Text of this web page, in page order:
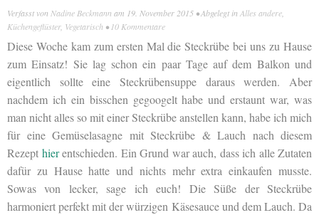
Verfasst von Nadine Beckmann am 19. November 2015 • Abgelegt in Alles andere
Küchengeflüster, Vegetarisch • 10 Kommentare
Diese Woche kam zum ersten Mal die Steckrübe bei uns zu Hause
zum Einsatz! Sie lag schon ein paar Tage auf dem Balkon und
eigentlich sollte eine Steckrübensuppe daraus werden. Aber
nachdem ich ein bisschen gegoogelt habe und erstaunt war, was
man nicht alles so mit einer Steckrübe anstellen kann, habe ich mich
für eine Gemüselasagne mit Steckrübe & Lauch nach diesem
Rezept hierentschieden. Ein Grund war auch, dass ich alle Zutaten
dafür zu Hause hatte und nichts mehr extra einkaufen musste.
Sowas von lecker, sage ich euch! Die Süße der Steckrübe
harmoniert perfekt mit der würzigen Käsesauce und dem Lauch. Da